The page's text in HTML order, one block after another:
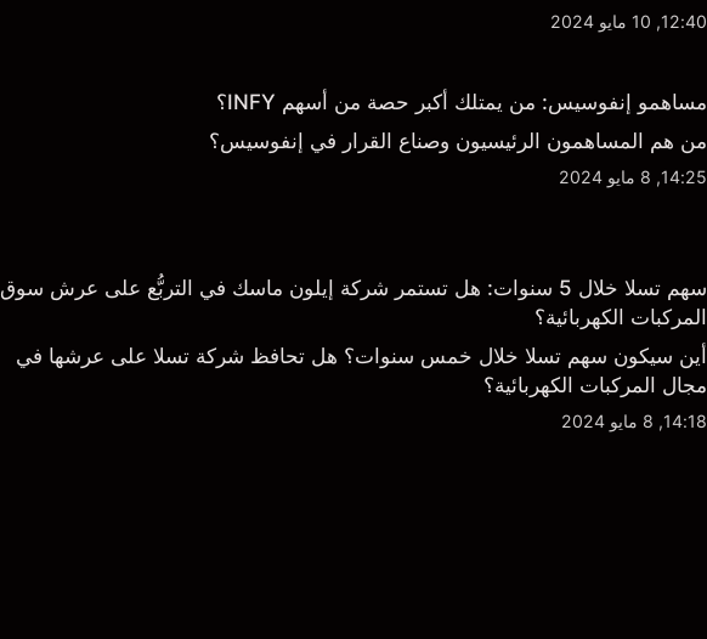
12:40, 10 مايو 2024
مساهمو إنفوسيس: من يمتلك أكبر حصة من أسهم INFY؟
من هم المساهمون الرئيسيون وصناع القرار في إنفوسيس؟
14:25, 8 مايو 2024
سهم تسلا خلال 5 سنوات: هل تستمر شركة إيلون ماسك في التربُّع على عرش سوق
المركبات الكهربائية؟
أين سيكون سهم تسلا خلال خمس سنوات؟ هل تحافظ شركة تسلا على عرشها في
مجال المركبات الكهربائية؟
14:18, 8 مايو 2024